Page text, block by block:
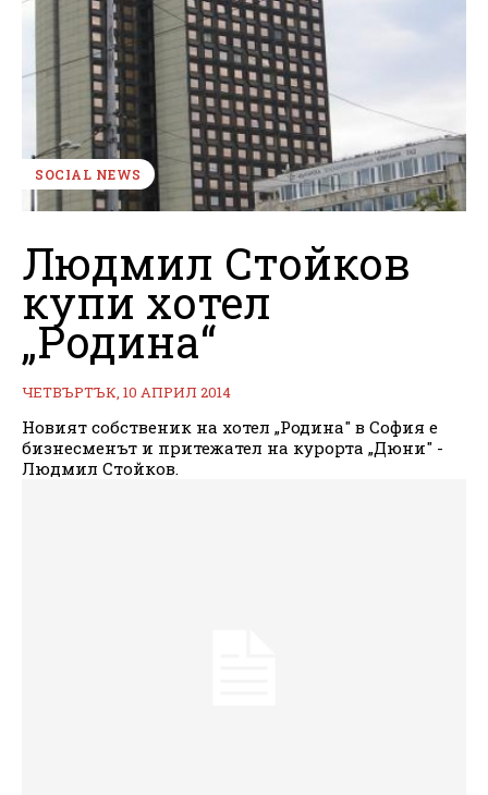
SOCIAL NEWS
Людмил Стойков
купи хотел
„Родина“
ЧЕТВЪРТЪК, 10 АПРИЛ 2014
Новият собственик на хотел „Родина" в София е
бизнесменът и притежател на курорта „Дюни" -
Людмил Стойков.